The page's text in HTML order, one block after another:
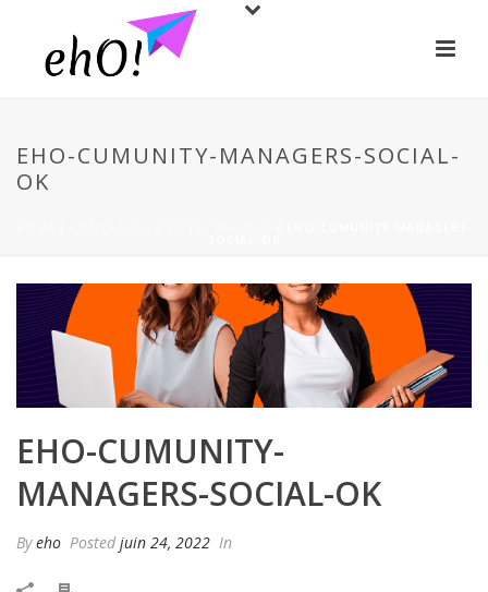
EHO-CUMUNITY-MANAGERS-SOCIAL-
OK
EHO-CUMUNITY-
MANAGERS-SOCIAL-OK
Byeho Posted juin 24, 2022 In